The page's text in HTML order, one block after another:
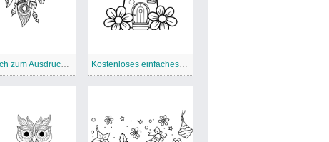
Friedlich zum Ausdrucken für Erwachsene Kostenloses einfaches Pilzhaus für Erwachsene